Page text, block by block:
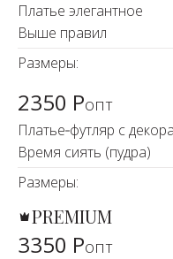
Платье элегантное
Выше правил
Размеры:
2350 Ропт
Платье‑футляр с
Время сиять (пудра)
Размеры:
PREMIUM
3350 Ропт